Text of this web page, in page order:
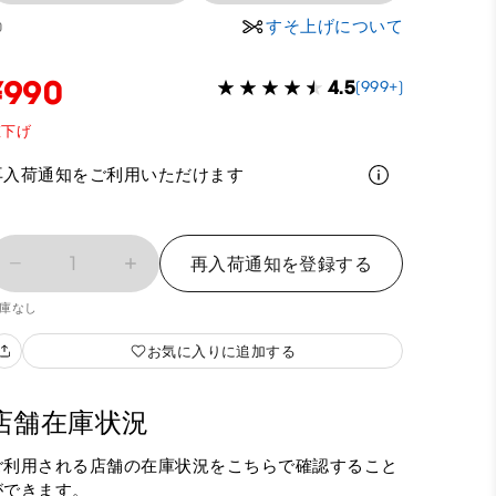
すそ上げについて
4.5(999+)
げ
入荷通知をご利用いただけます
1 再入荷通知を登録する
なし
お気に入りに追加する
舗在庫状況
利用される店舗の在庫状況をこちらで確認すること
きます。